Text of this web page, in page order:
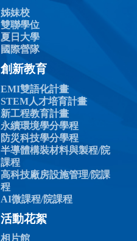
姊妹校
雙聯學位
夏日大學
國際營隊
創新教育
EMI雙語化計畫
STEM人才培育計畫
新工程教育計畫
永續環境學分學程
防災科技學分學程
半導體構裝材料與製程/院
課程
高科技廠房設施管理/院課
程
AI微課程/院課程
活動花絮
相片館